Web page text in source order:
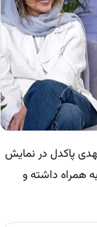
پاکدل در نمایش
همراه داشته و